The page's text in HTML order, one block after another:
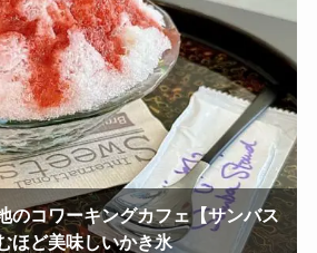
のコワーキングカフェ【サンバス
ほど美味しいかき氷